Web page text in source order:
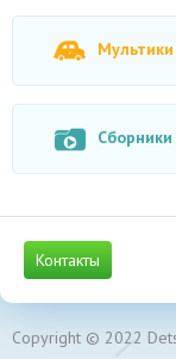
Сборники
Контакты
Copyright © 2022